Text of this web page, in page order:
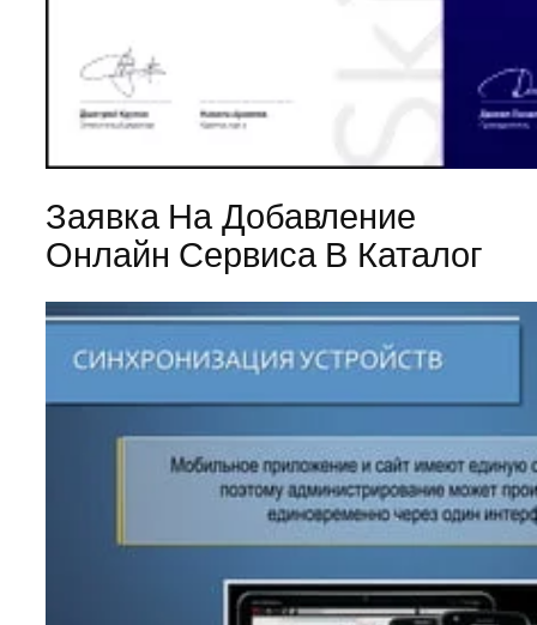
Заявка На Добавление
Онлайн Сервиса В Каталог